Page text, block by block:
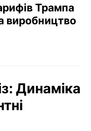
Трампа
виробництво
Динаміка